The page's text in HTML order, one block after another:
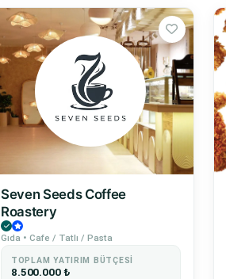
Seven Seeds Coffee
Roastery
Gıda • Cafe / Tatlı / Pasta
TOPLAM YATIRIM BÜTÇESI
8.500.000 ₺